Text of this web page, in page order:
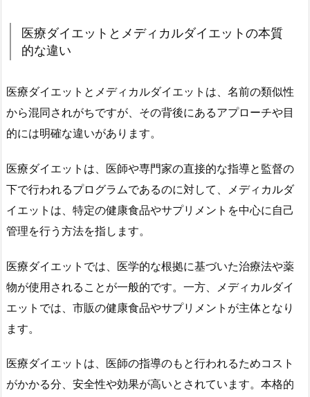
の
詳
実
際
の
2.
1.
提
携
療
機
院」
の
医療ダイエットとメディカルダイエットの本質
的な違い
医療ダイエットとメディカルダイエットは、名前の類似性
から混同されがちですが、その背後にあるアプローチや目
的には明確な違いがあります。
医療ダイエットは、医師や専門家の直接的な指導と監督の
下で行われるプログラムであるのに対して、メディカルダ
イエットは、特定の健康食品やサプリメントを中心に自己
管理を行う方法を指します。
医療ダイエットでは、医学的な根拠に基づいた治療法や薬
物が使用されることが一般的です。一方、メディカルダイ
エットでは、市販の健康食品やサプリメントが主体となり
ます。
医療ダイエットは、医師の指導のもと行われるためコスト
がかかる分、安全性や効果が高いとされています。本格的